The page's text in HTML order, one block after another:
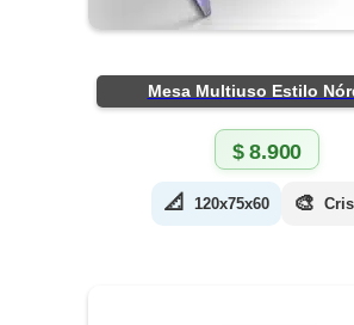
Mesa Multiuso Estilo
$8.900
📐 120x75x60 🎨